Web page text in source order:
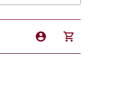
account_circle shopping_cart